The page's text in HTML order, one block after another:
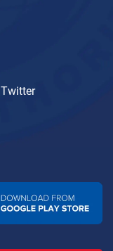
Twitter